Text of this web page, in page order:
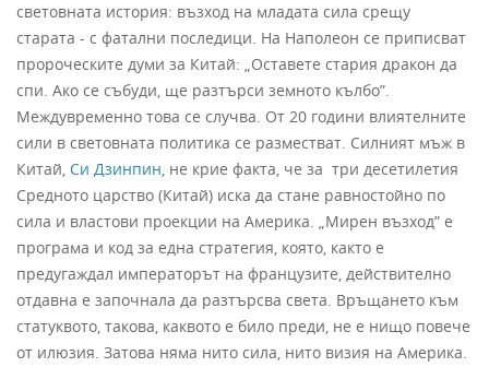
световната история: възход на младата сила срещу
старата - с фатални последици. На Наполеон се приписват
пророческите думи за Китай: „Оставете стария дракон да
спи. Ако се събуди, ще разтърси земното кълбо”.
Междувременно това се случва. От 20 години влиятелните
сили в световната политика се разместват. Силният мъж в
Китай, Си Дзинпин, не крие факта, че за три десетилетия
Средното царство (Китай) иска да стане равностойно по
сила и властови проекции на Америка. „Мирен възход” е
програма и код за една стратегия, която, както е
предугаждал императорът на французите, действително
отдавна е започнала да разтърсва света. Връщането към
статуквото, такова, каквото е било преди, не е нищо повече
от илюзия. Затова няма нито сила, нито визия на Америка.